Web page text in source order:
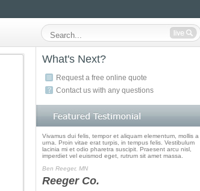
What's Next?
Request a free online quote
Contact us with any questions
Vivamus dui felis, tempor et aliquam elementum, mollis a
urna. Proin vitae erat turpis, in tempus felis. Vestibulum
lacinia mi et odio pharetra suscipit. Praesent arcu nisl,
imperdiet vel euismod eget, rutrum sit amet massa.
Ben Reeger, MN
Reeger Co.